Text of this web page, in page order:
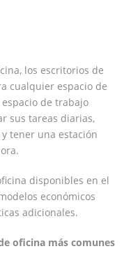
los escritorios de
cualquier espacio de
de trabajo
sus tareas diarias,
tener una estación
disponibles en el
económicos
adicionales.
oficina más comunes